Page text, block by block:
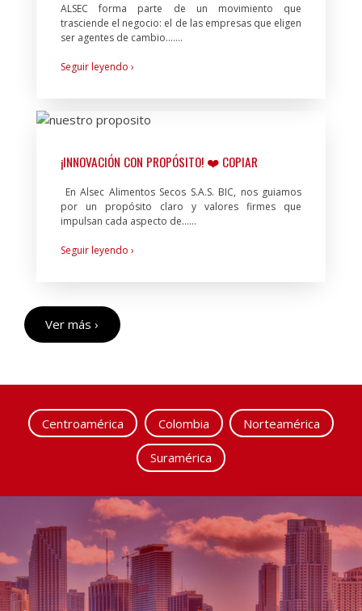
ALSEC forma parte de un movimiento que
trasciende el negocio: el de las empresas que eligen
ser agentes de cambio.…...
Seguir leyendo ›
¡INNOVACIÓN CON PROPÓSITO! ❤️ COPIAR
En Alsec Alimentos Secos S.A.S. BIC, nos guiamos
por un propósito claro y valores firmes que
impulsan cada aspecto de…...
Seguir leyendo ›
Ver más ›
Centroamérica Colombia Norteamérica
Suramérica